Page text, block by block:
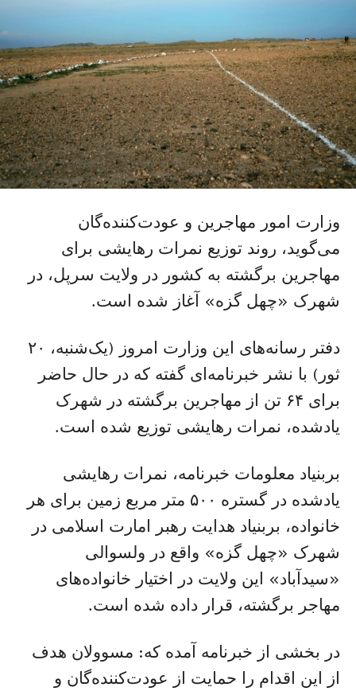
وزارت امور مهاجرین و عودت‌کننده‌گان
می‌گوید، روند توزیع نمرات رهایشی برای
مهاجرین برگشته به کشور در ولایت سرپل، در
شهرک «چهل گزه» آغاز شده است.
دفتر رسانه‌های این وزارت امروز (یک‌شنبه، ۲۰
ثور) با نشر خبرنامه‌ای گفته که در حال حاضر
برای ۶۴ تن از مهاجرین برگشته در شهرک
یادشده، نمرات رهایشی توزیع شده است.
بربنیاد معلومات خبرنامه، نمرات رهایشی
یادشده در گستره ۵۰۰ متر مربع زمین برای هر
خانواده، بربنیاد هدایت رهبر امارت اسلامی در
شهرک «چهل گزه» واقع در ولسوالی
«سیدآباد» این ولایت در اختیار خانواده‌های
مهاجر برگشته، قرار داده شده است.
در بخشی از خبرنامه آمده که: مسوولان هدف
از این اقدام را حمایت از عودت‌کننده‌گان و